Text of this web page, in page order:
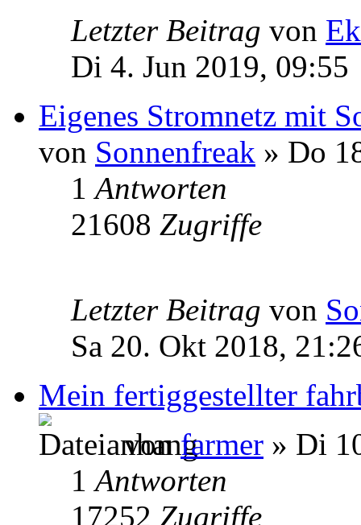
Letzter Beitrag von
Di 4. Jun 2019, 09:55
Eigenes Stromnetz mit
von Sonnenfreak » Do
1Antworten
21608 Zugriffe
Letzter Beitrag von
Sa 20. Okt 2018,
Mein fertiggestellter
vonfarmer » Di
1Antworten
17252 Zugriffe